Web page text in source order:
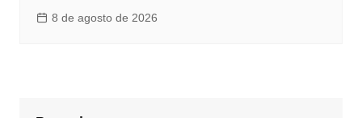
8 de agosto de 2026